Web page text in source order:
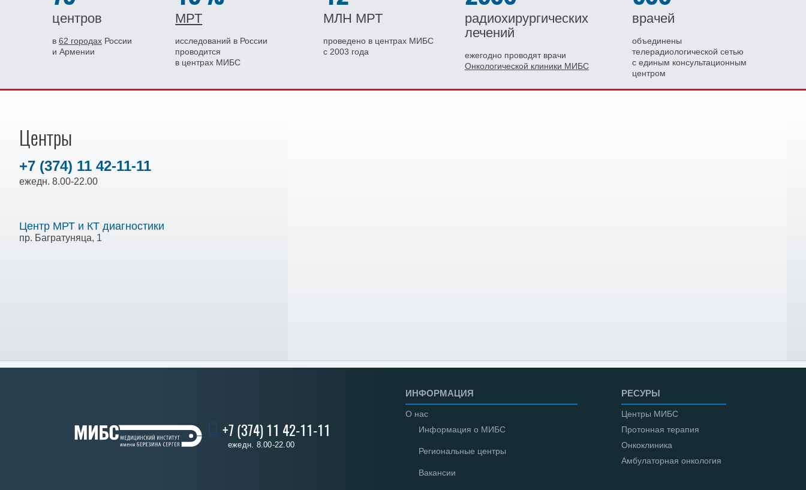
центров
в 62 городах России
и Армении
МРТ
исследований в России
проводится
в центрах МИБС
МЛН МРТ
проведено в центрах МИБС
с 2003 года
радиохирургических
лечений
ежегодно проводят врачи
Онкологической клиники МИБС
врачей
объединены
телерадиологической сетью
с единым консультационным
центром
Центры
+7 (374) 11 42-11-11
ежедн. 8.00-22.00
Центр МРТ и КТ диагностики
пр. Багратуняца, 1
+7 (374) 11 42-11-11
ежедн. 8.00-22.00
ИНФОРМАЦИЯ
О нас
Информация о МИБС
Региональные центры
Вакансии
РЕСУРЫ
Центры МИБС
Протонная терапия
Онкоклиника
Амбулаторная онкология